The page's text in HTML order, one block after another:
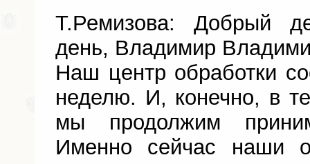
Т.Ремизова: Добрый
день, Владимир
Наш центр обработки
неделю. И, конечно, в
мы продолжим
Именно сейчас наши